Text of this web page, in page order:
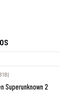
|
Superunknown 2